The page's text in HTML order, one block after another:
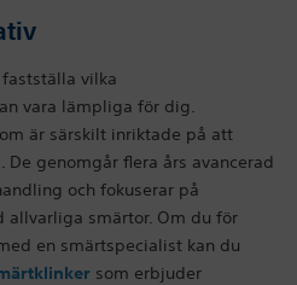
vilka
vara lämpliga för dig.
är särskilt inriktade på att
genomgår flera års avancerad
och fokuserar på
smärtor. Om du för
en smärtspecialist kan du
som erbjuder